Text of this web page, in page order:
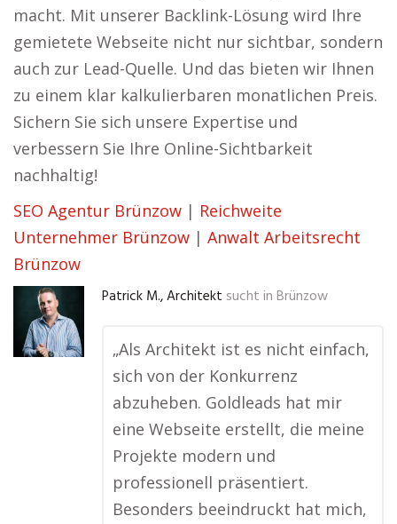
macht. Mit unserer Backlink-Lösung wird Ihre
gemietete Webseite nicht nur sichtbar, sondern
auch zur Lead-Quelle. Und das bieten wir Ihnen
zu einem klar kalkulierbaren monatlichen Preis.
Sichern Sie sich unsere Expertise und
verbessern Sie Ihre Online-Sichtbarkeit
nachhaltig!
SEO Agentur Brünzow | Reichweite
Unternehmer Brünzow | Anwalt Arbeitsrecht
Brünzow
Patrick M., Architekt sucht in Brünzow
„Als Architekt ist es nicht einfach,
sich von der Konkurrenz
abzuheben. Goldleads hat mir
eine Webseite erstellt, die meine
Projekte modern und
professionell präsentiert.
Besonders beeindruckt hat mich,